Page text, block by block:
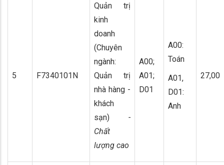
5 F7340101N
Quản trị
kinh
doanh
(Chuyên
ngành:
Quản trị
nhà hàng -
khách
sạn) -
Chất
lượng cao
A00;
A01;
D01
A00:
Toán
A01,
D01:
Anh
27,00